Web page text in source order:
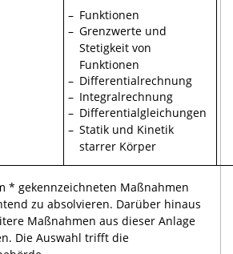
– Funktionen
– Grenzwerte und
Stetigkeit von
Funktionen
– Differentialrechnung
– Integralrechnung
– Differentialgleichungen
– Statik und Kinetik
starrer Körper
* gekennzeichneten Maßnahmen
zu absolvieren. Darüber hinaus
Maßnahmen aus dieser Anlage
Die Auswahl trifft die